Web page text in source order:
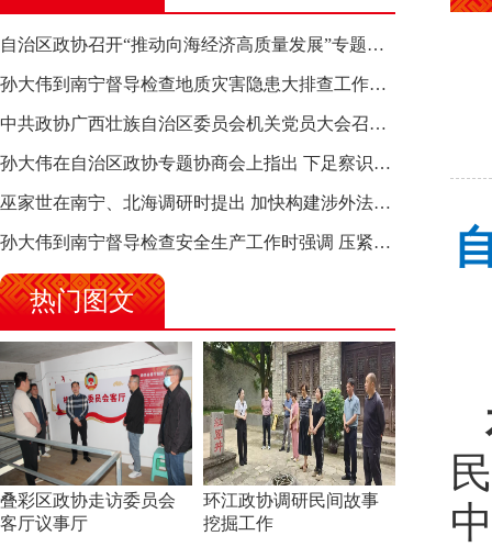
自治区政协召开“推动向海经济高质量发展”专题调研座谈会 钱学明出席并讲话
孙大伟到南宁督导检查地质灾害隐患大排查工作时强调 筑牢地质灾害安全防线 全力保障人民群众生命财产安全
中共政协广西壮族自治区委员会机关党员大会召开 选举产生新一届机关党委、机关纪委
孙大伟在自治区政协专题协商会上指出 下足察识谋督之功 恪尽服务大局之责 助推有色金属、关键金属产业高质量发展
巫家世在南宁、北海调研时提出 加快构建涉外法律供给集群 护航向海经济高质量发展
孙大伟到南宁督导检查安全生产工作时强调 压紧压实责任 狠抓隐患整治 坚决筑牢安全生产防线
热门图文
叠彩区政协走访委员会
客厅议事厅
环江政协调研民间故事
挖掘工作